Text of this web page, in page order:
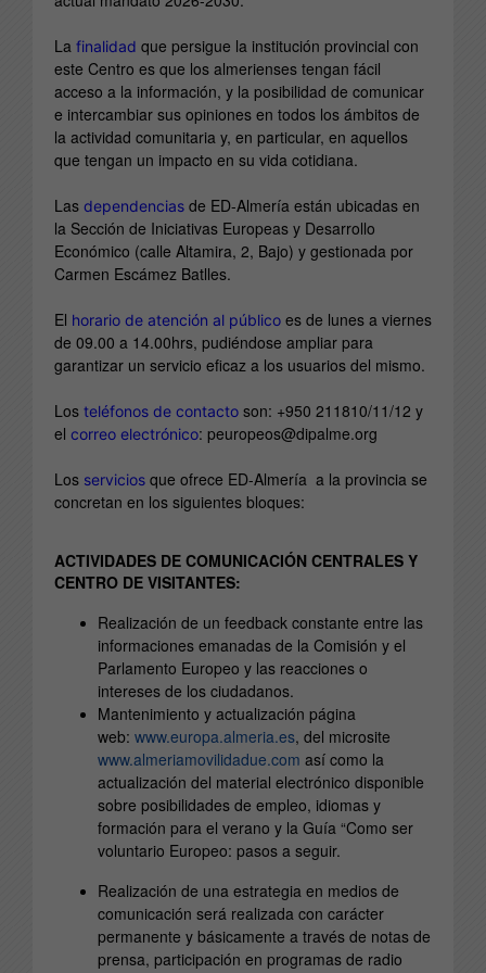
La finalidad que persigue la institución provincial con
este Centro es que los almerienses tengan fácil
acceso a la información, y la posibilidad de comunicar
e intercambiar sus opiniones en todos los ámbitos de
la actividad comunitaria y, en particular, en aquellos
que tengan un impacto en su vida cotidiana.
Las dependencias de ED-Almería están ubicadas en
la Sección de Iniciativas Europeas y Desarrollo
Económico (calle Altamira, 2, Bajo) y gestionada por
Carmen Escámez Batlles.
El horario de atención al público es de lunes a viernes
de 09.00 a 14.00hrs, pudiéndose ampliar para
garantizar un servicio eficaz a los usuarios del mismo.
Los teléfonos de contacto son: +950 211810/11/12 y
el correo electrónico: peuropeos@dipalme.org
Los servicios que ofrece ED-Almería a la provincia se
concretan en los siguientes bloques:
ACTIVIDADES DE COMUNICACIÓN CENTRALES Y
CENTRO DE VISITANTES:
Realización de un feedback constante entre las
informaciones emanadas de la Comisión y el
Parlamento Europeo y las reacciones o
intereses de los ciudadanos.
Mantenimiento y actualización página
web: www.europa.almeria.es, del microsite
www.almeriamovilidadue.com así como la
actualización del material electrónico disponible
sobre posibilidades de empleo, idiomas y
formación para el verano y la Guía “Como ser
voluntario Europeo: pasos a seguir.
Realización de una estrategia en medios de
comunicación será realizada con carácter
permanente y básicamente a través de notas de
prensa, participación en programas de radio